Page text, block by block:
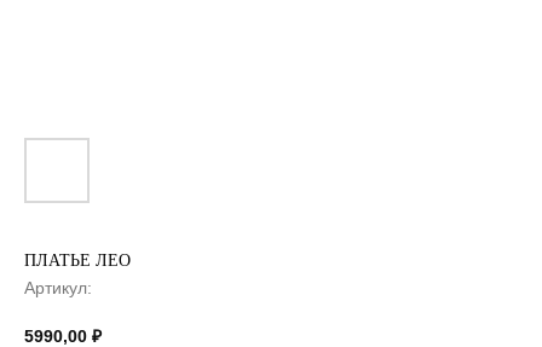
ПЛАТЬЕ ЛЕО
Артикул:
5990,00 ₽